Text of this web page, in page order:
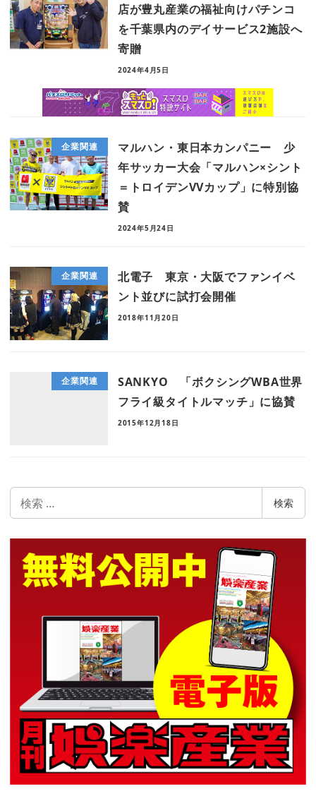
店が豊丸産業の福祉向けパチンコ
を千葉県内のデイサービス2施設へ
寄贈
2024年4月5日
企業関連
マルハン・東日本カンパニー 少
年サッカー大会「マルハン×シント
＝トロイデンVVカップ」に特別協
賛
2024年5月24日
企業関連
北電子 東京・大阪でファンイベ
ント並びに試打会開催
2018年11月20日
企業関連
SANKYO 「ボクシングWBA世界
フライ級タイトルマッチ」に協賛
2015年12月18日
索
検索